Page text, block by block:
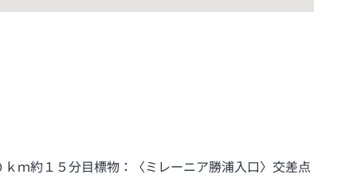
ｍ約１５分目標物：〈ミレーニア勝浦入口〉交差点